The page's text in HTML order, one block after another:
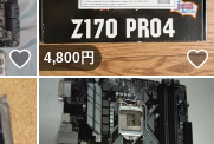
いいね！
4,800円